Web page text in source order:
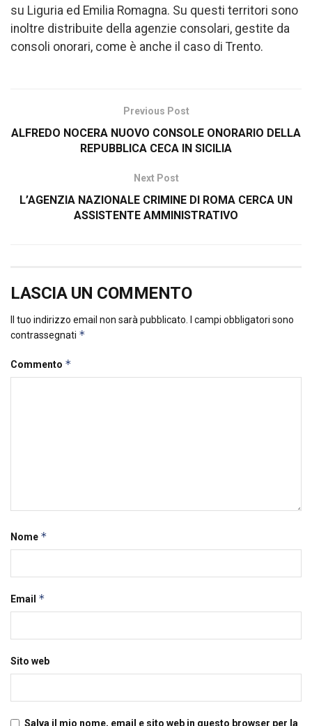
su Liguria ed Emilia Romagna. Su questi territori sono
inoltre distribuite della agenzie consolari, gestite da
consoli onorari, come è anche il caso di Trento.
Previous Post
ALFREDO NOCERA NUOVO CONSOLE ONORARIO DELLA
REPUBBLICA CECA IN SICILIA
Next Post
L’AGENZIA NAZIONALE CRIMINE DI ROMA CERCA UN
ASSISTENTE AMMINISTRATIVO
LASCIA UN COMMENTO
Il tuo indirizzo email non sarà pubblicato.
I campi obbligatori sono
contrassegnati *
Commento *
Nome *
Email *
Sito web
Salva il mio nome, email e sito web in questo browser per la